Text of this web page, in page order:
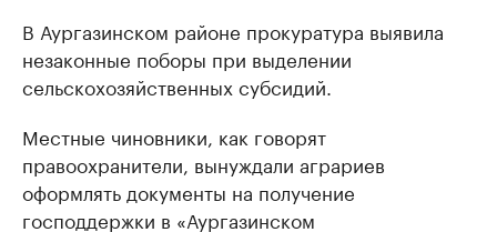
В Аургазинском районе прокуратура выявила
незаконные поборы при выделении
сельскохозяйственных субсидий.
Местные чиновники, как говорят
правоохранители, вынуждали аграриев
оформлять документы на получение
господдержки в «Аургазинском